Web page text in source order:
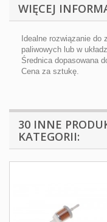
WIĘCEJ
Idealne rozwiązanie
paliwowych lub w
Średnica dopasowana
Cena za sztukę.
30 INNE
KATEGORII: